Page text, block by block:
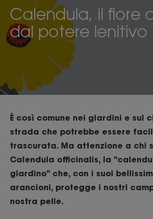
Calendula, il fiore
dal potere lenitivo
È così comune nei giardini e sul
strada che potrebbe essere
trascurata. Ma attenzione a chi
Calendula officinalis, la
giardino" che, con i suoi
arancioni, protegge i nostri
nostra pelle.